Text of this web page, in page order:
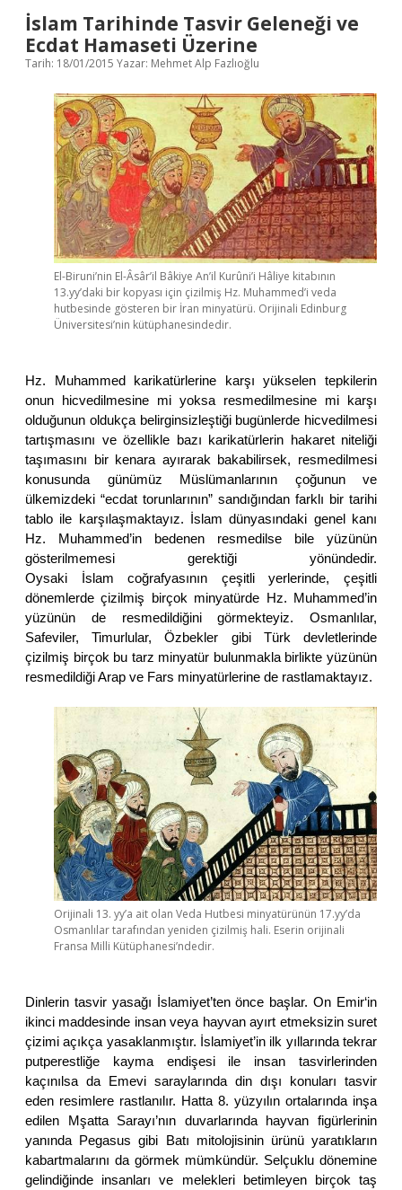
T
İslam Tarihinde Tasvir Geleneği ve
Ecdat Hamaseti Üzerine
Tarih: 18/01/2015 Yazar: Mehmet Alp Fazlıoğlu
El-Biruni’nin El-Âsâr’il Bâkiye An’il Kurûni’i Hâliye kitabının
13.yy’daki bir kopyası için çizilmiş Hz. Muhammed’i veda
hutbesinde gösteren bir İran minyatürü. Orijinali Edinburg
Üniversitesi’nin kütüphanesindedir.
Hz. Muhammed karikatürlerine karşı yükselen tepkilerin
onun hicvedilmesine mi yoksa resmedilmesine mi karşı
olduğunun oldukça belirginsizleştiği bugünlerde hicvedilmesi
tartışmasını ve özellikle bazı karikatürlerin hakaret niteliği
taşımasını bir kenara ayırarak bakabilirsek, resmedilmesi
konusunda günümüz Müslümanlarının çoğunun ve
ülkemizdeki “ecdat torunlarının” sandığından farklı bir tarihi
tablo ile karşılaşmaktayız. İslam dünyasındaki genel kanı
Hz. Muhammed’in bedenen resmedilse bile yüzünün
gösterilmemesi gerektiği yönündedir.
Oysaki İslam coğrafyasının çeşitli yerlerinde, çeşitli
dönemlerde çizilmiş birçok minyatürde Hz. Muhammed’in
yüzünün de resmedildiğini görmekteyiz. Osmanlılar,
Safeviler, Timurlular, Özbekler gibi Türk devletlerinde
çizilmiş birçok bu tarz minyatür bulunmakla birlikte yüzünün
resmedildiği Arap ve Fars minyatürlerine de rastlamaktayız.
Orijinali 13. yy’a ait olan Veda Hutbesi minyatürünün 17.yy’da
Osmanlılar tarafından yeniden çizilmiş hali. Eserin orijinali
Fransa Milli Kütüphanesi’ndedir.
Dinlerin tasvir yasağı İslamiyet’ten önce başlar. On Emir‘in
ikinci maddesinde insan veya hayvan ayırt etmeksizin suret
çizimi açıkça yasaklanmıştır. İslamiyet’in ilk yıllarında tekrar
putperestliğe kayma endişesi ile insan tasvirlerinden
kaçınılsa da Emevi saraylarında din dışı konuları tasvir
eden resimlere rastlanılır. Hatta 8. yüzyılın ortalarında inşa
edilen Mşatta Sarayı’nın duvarlarında hayvan figürlerinin
yanında Pegasus gibi Batı mitolojisinin ürünü yaratıkların
kabartmalarını da görmek mümkündür. Selçuklu dönemine
gelindiğinde insanları ve melekleri betimleyen birçok taş